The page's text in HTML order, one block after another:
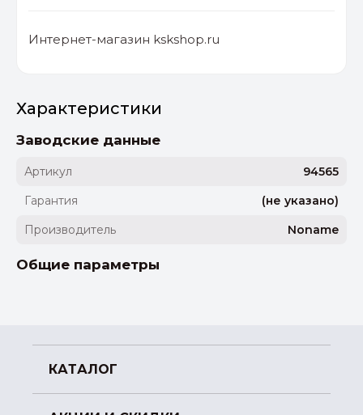
Интернет-магазин kskshop.ru
Характеристики
Заводские данные
Артикул
94565
Гарантия
(не указано)
Производитель
Noname
Общие параметры
КАТАЛОГ